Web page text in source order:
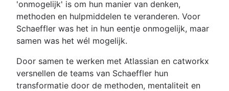
'onmogelijk' is om hun manier van denken,
methoden en hulpmiddelen te veranderen. Voor
Schaeffler was het in hun eentje onmogelijk, maar
samen was het wél mogelijk.
Door samen te werken met Atlassian en catworkx
versnellen de teams van Schaeffler hun
transformatie door de methoden, mentaliteit en